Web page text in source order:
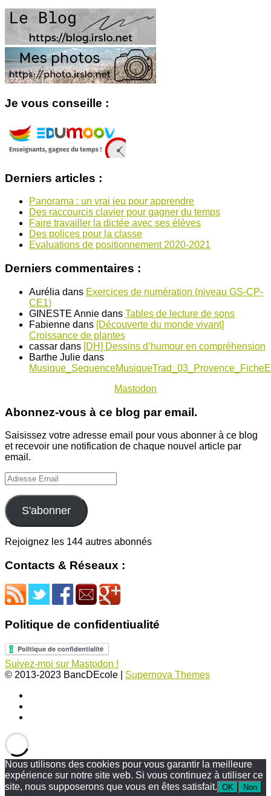
Je vous conseille :
Derniers articles :
Panorama : un vrai jeu pour apprendre
Des raccourcis clavier pour gagner du temps
Faire travailler la dictée avec ses élèves
Des polices pour la classe
Evaluations de positionnement 2020-2021
Derniers commentaires :
Aurélia dans Exercices de numération (niveau GS-CP-
CE1)
GINESTE Annie dans Tables de lecture de sons
Fabienne dans [Découverte du monde vivant]
Croissance de plantes
cassar dans [DH] Dessins d’humour en compréhension
Barthe Julie dans
Mastodon
Abonnez-vous à ce blog par email.
Saisissez votre adresse email pour vous abonner à ce blog
et recevoir une notification de chaque nouvel article par
email.
Adresse
Email
S'abonner
Rejoignez les 144 autres abonnés
Contacts & Réseaux :
Politique de confidentiualité
Suivez-moi sur Mastodon !
© 2013-2023 BancDEcole
Supernova Themes
Nous utilisons des cookies pour vous garantir la meilleure
expérience sur notre site web. Si vous continuez à utiliser ce
site, nous supposerons que vous en êtes satisfait. OK Non